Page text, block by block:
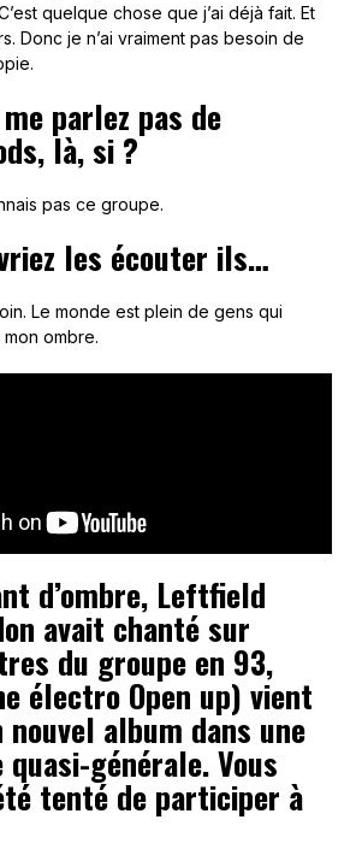
quelque chose que j’ai déjà fait. Et
Donc je n’ai vraiment pas besoin de
parlez pas de
là, si ?
pas ce groupe.
les écouter ils…
Le monde est plein de gens qui
ombre.
d’ombre, Leftfield
avait chanté sur
du groupe en 93,
électro Open up) vient
album dans une
générale. Vous
tenté de participer à